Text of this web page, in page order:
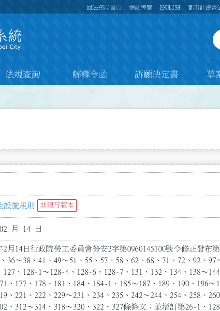
回法務局首頁 網站導覽 ENGLISH 都市計畫書
法規查詢 解釋令函 訴願決定書 草
設施規則 非現行版本
月 14 日
2月14日行政院勞工委員會勞安2字第0960145100號令修正發布
36～38、41、49～51、55、57、58、62、68、71、72、92、97
127、128-1～128-4、128-6、128-7、131、132、134、138～
、177、178、181、184、184-1、185～187、189、190、196～
、221、222、229～231、234、235、242～244、254、258、
、312～314、318～320、322、327條條文；並增訂第26-1、